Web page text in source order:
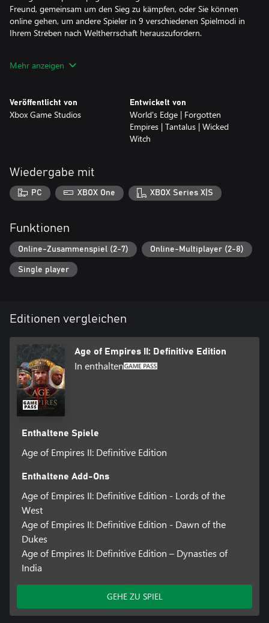
Freund, gemeinsam um den Sieg zu kämpfen, oder Sie können
online gehen, um andere Spieler in 9 verschiedenen Spielmodi in
Ihrem Streben nach Weltherrschaft herauszufordern.
und den Mittelmeerraum und erringen Sie den Sieg durch schiere
militärische Stärke, diplomatisches Geschick oder durch
überwältigende wirtschaftliche Macht!
Mittel- und Osteuropa und überwältigen Sie Ihre Gegner mit
purer militärischer Macht und wirtschaftlicher Produktivität oder
mit hoch disziplinierten und technologisch innovativen Armeen!
Age of Empires II: Definitive Edition – Dynasties of India
verschiedenen indischen Zivilisationen und einer Vielzahl neuer
Einheiten und Gebäude, mit denen Sie Ihre Feinde mit neuen
Taktiken besiegen können!
Mehr anzeigen
Veröffentlicht von
Xbox Game Studios
Entwickelt von
World's Edge | Forgotten
Empires | Tantalus | Wicked
Witch
Wiedergabe mit
PC XBOX One XBOX Series X|S
Funktionen
Online-Zusammenspiel (2-7) Online-Multiplayer (2-8)
Single player
Editionen vergleichen
Age of Empires II: Definitive Edition
In enthalten
Enthaltene Spiele
Age of Empires II: Definitive Edition
Enthaltene Add-Ons
Age of Empires II: Definitive Edition - Lords of the
West
Age of Empires II: Definitive Edition - Dawn of the
Dukes
Age of Empires II: Definitive Edition – Dynasties of
India
GEHE ZU SPIEL